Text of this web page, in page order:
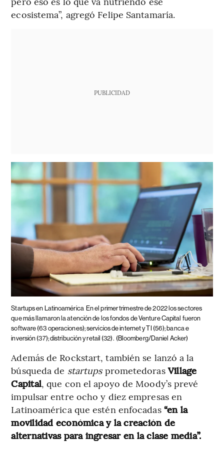
ecosistema”, agregó Felipe Santamaría.
PUBLICIDAD
Startups en Latinoamérica En el primer trimestre de 2022 los sectores
que más llamaron la atención de los fondos de Venture Capital fueron
software (63 operaciones); servicios de internet y TI (56); banca e
inversión (37); distribución y retail (32). (Bloomberg/Daniel Acker)
Además de Rockstart, también se lanzó a la
búsqueda de startups prometedorasVillage
Capital, que con el apoyo de Moody’s prevé
impulsar entre ocho y diez empresas en
Latinoamérica que estén enfocadas “en la
movilidad económica y la creación de
alternativas para ingresar en la clase media”.